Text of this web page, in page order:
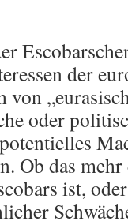
der
von
oder
Ob das
ist,